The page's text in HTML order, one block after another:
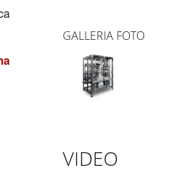
GALLERIA FOTO
VIDEO